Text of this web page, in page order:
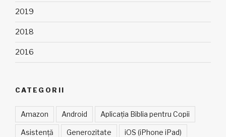
2019
2018
2016
CATEGORII
Amazon Android Aplicația Biblia pentru Copii
Asistență Generozitate iOS (iPhone iPad)